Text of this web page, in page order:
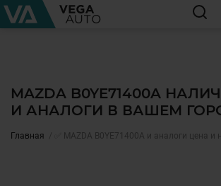
MAZDA B0YE71400A
И АНАЛОГИ В ВАШЕМ
Главная ✅ MAZDA B0YE71400A и аналоги цена и